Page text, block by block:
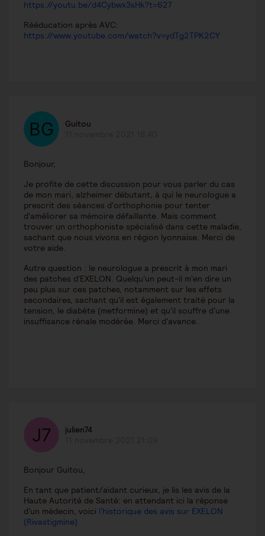
https://youtu.be/d4Cybwx3sHk?t=627
Rééducation après AVC:
https://www.youtube.com/watch?v=ydTg2TPK2CY
Guitou
Bonjour,
Je profite de cette discussion pour vous parler du cas
de mon mari, alzheimer débutant, à qui le neurologue a
prescrit des séances d'orthophonie pour tenter
d'améliorer sa mémoire défaillante. Mais comment
trouver un orthophoniste spécialisé dans cette maladie,
sachant que nous vivons en région lyonnaise. Merci de
votre aide.
Autre question : le neurologue a prescrit à mon mari
des patches d'EXELON. Quelqu'un peut-il m'en dire un
peu plus sur ces patches, notamment sur les effets
secondaires, sachant qu'il est également traité pour la
tension, le diabète (metformine) et qu'il souffre d'une
insuffisance rénale modérée. Merci d'avance.
julien74
Bonjour Guitou,
En tant que patient/aidant curieux, je lis les avis de la
Haute Autorité de Santé: en attendant ici la réponse
d'un médecin, voici l'historique des avis sur EXELON
(Rivastigmine)